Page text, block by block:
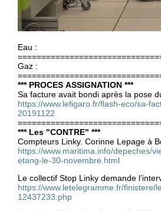
Eau :
Gaz :
*** PROCES ASSIGNATION ***
Sa facture avait bondi après la pose
https://www.lefigaro.fr/flash-eco/sa-
20191122
*** Les "CONTRE" ***
Compteurs Linky. Corinne Lepage à
https://www.maritima.info/depeches/
etang-le-30-novembre.html
Le collectif Stop Linky demande
https://www.letelegramme.fr/
12437233.php